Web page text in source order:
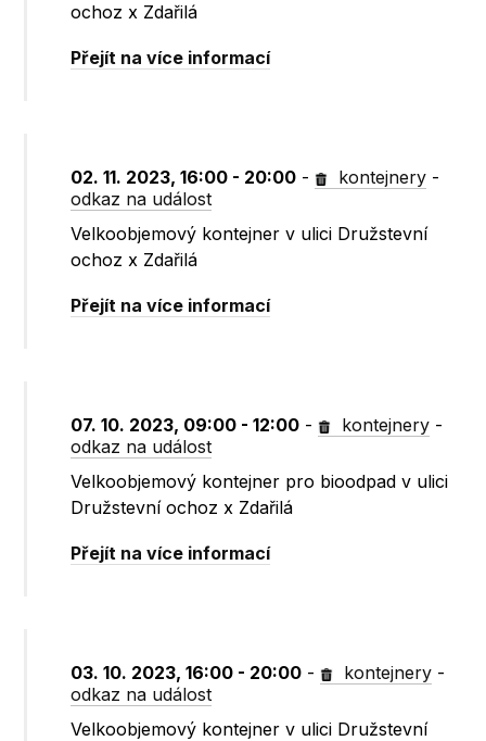
ochoz x Zdařilá
Přejít na více informací
02. 11. 2023, 16:00 - 20:00 - kontejnery -
odkaz na událost
Velkoobjemový kontejner v ulici Družstevní
ochoz x Zdařilá
Přejít na více informací
07. 10. 2023, 09:00 - 12:00 - kontejnery -
odkaz na událost
Velkoobjemový kontejner pro bioodpad v ulici
Družstevní ochoz x Zdařilá
Přejít na více informací
03. 10. 2023, 16:00 - 20:00 - kontejnery -
odkaz na událost
Velkoobjemový kontejner v ulici Družstevní